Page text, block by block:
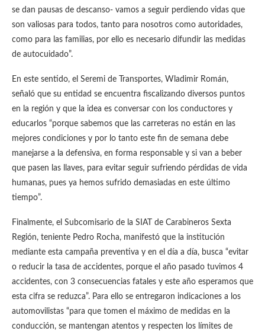
se dan pausas de descanso- vamos a seguir perdiendo vidas que
son valiosas para todos, tanto para nosotros como autoridades,
como para las familias, por ello es necesario difundir las medidas
de autocuidado”.
En este sentido, el Seremi de Transportes, Wladimir Román,
señaló que su entidad se encuentra fiscalizando diversos puntos
en la región y que la idea es conversar con los conductores y
educarlos “porque sabemos que las carreteras no están en las
mejores condiciones y por lo tanto este fin de semana debe
manejarse a la defensiva, en forma responsable y si van a beber
que pasen las llaves, para evitar seguir sufriendo pérdidas de vida
humanas, pues ya hemos sufrido demasiadas en este último
tiempo”.
Finalmente, el Subcomisario de la SIAT de Carabineros Sexta
Región, teniente Pedro Rocha, manifestó que la institución
mediante esta campaña preventiva y en el día a día, busca “evitar
o reducir la tasa de accidentes, porque el año pasado tuvimos 4
accidentes, con 3 consecuencias fatales y este año esperamos que
esta cifra se reduzca”. Para ello se entregaron indicaciones a los
automovilistas “para que tomen el máximo de medidas en la
conducción, se mantengan atentos y respecten los límites de